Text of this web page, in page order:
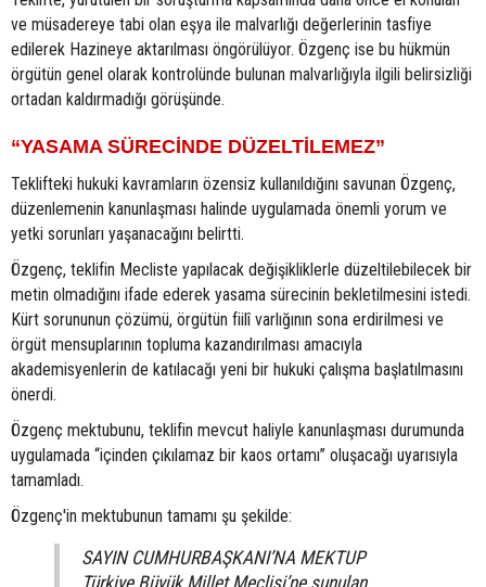
ve müsadereye tabi olan eşya ile malvarlığı değerlerinin tasfiye
edilerek Hazineye aktarılması öngörülüyor. Özgenç ise bu hükmün
örgütün genel olarak kontrolünde bulunan malvarlığıyla ilgili belirsizliği
ortadan kaldırmadığı görüşünde.
“YASAMA SÜRECİNDE DÜZELTİLEMEZ”
Teklifteki hukuki kavramların özensiz kullanıldığını savunan Özgenç,
düzenlemenin kanunlaşması halinde uygulamada önemli yorum ve
yetki sorunları yaşanacağını belirtti.
Özgenç, teklifin Mecliste yapılacak değişikliklerle düzeltilebilecek bir
metin olmadığını ifade ederek yasama sürecinin bekletilmesini istedi.
Kürt sorununun çözümü, örgütün fiilî varlığının sona erdirilmesi ve
örgüt mensuplarının topluma kazandırılması amacıyla
akademisyenlerin de katılacağı yeni bir hukuki çalışma başlatılmasını
önerdi.
Özgenç mektubunu, teklifin mevcut haliyle kanunlaşması durumunda
uygulamada “içinden çıkılamaz bir kaos ortamı” oluşacağı uyarısıyla
tamamladı.
Özgenç'in mektubunun tamamı şu şekilde:
SAYIN CUMHURBAŞKANI’NA MEKTUP
Türkiye Büyük Millet Meclisi’ne sunulan